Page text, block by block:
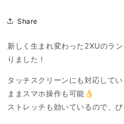
Share
新しく生まれ変わった2XUのラ
りました！
タッチスクリーンにも対応して
ままスマホ操作も可能👌
ストレッチも効いているので、ぴ